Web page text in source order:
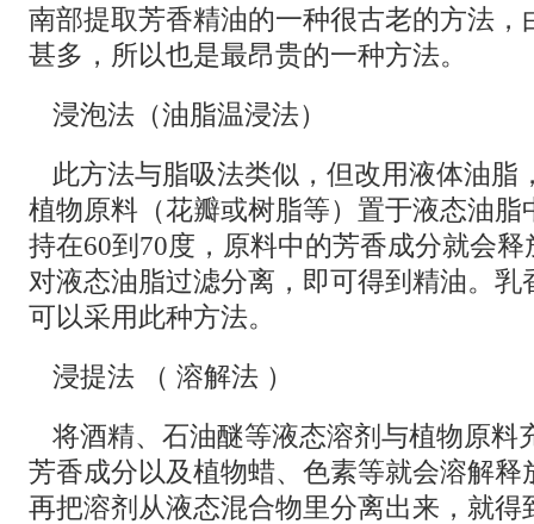
南部提取芳香精油的一种很古老的方法，
甚多，所以也是最昂贵的一种方法。
浸泡法（油脂温浸法）
此方法与脂吸法类似，但改用液体油脂
植物原料（花瓣或树脂等）置于液态油脂
持在60到70度，原料中的芳香成分就会
对液态油脂过滤分离，即可得到精油。乳
可以采用此种方法。
浸提法 （ 溶解法 ）
将酒精、石油醚等液态溶剂与植物原料
芳香成分以及植物蜡、色素等就会溶解释
再把溶剂从液态混合物里分离出来，就得